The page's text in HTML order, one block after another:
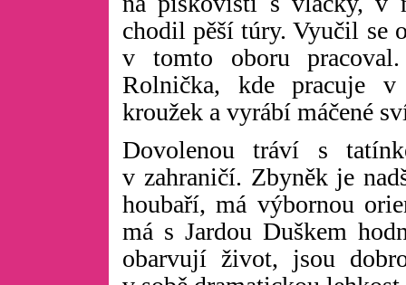
chodil pěší túry. Vyučil se
v tomto oboru
Rolnička, kde pracuje v
kroužek a vyrábí máčené
Dovolenou tráví s
v zahraničí. Zbyněk je
houbaří, má výbornou
má s Jardou Duškem
obarvují život, jsou